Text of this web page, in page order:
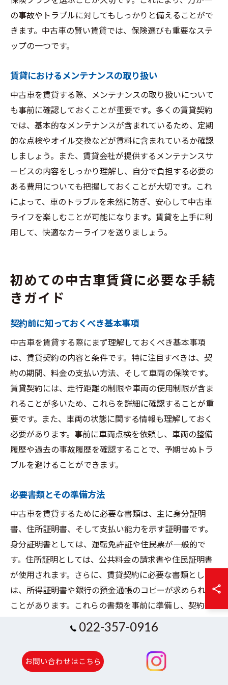
の事故やトラブルに対してもしっかりと備えることがで
きます。中古車の賢い賃貸では、保険選びも重要なステ
ップの一つです。
賃貸におけるメンテナンスの取り扱い
中古車を賃貸する際、メンテナンスの取り扱いについて
も事前に確認しておくことが重要です。多くの賃貸契約
では、基本的なメンテナンスが含まれているため、定期
的な点検やオイル交換などが賃料に含まれているか確認
しましょう。また、賃貸会社が提供するメンテナンスサ
ービスの内容をしっかり理解し、自分で負担する必要の
ある費用についても把握しておくことが大切です。これ
によって、車のトラブルを未然に防ぎ、安心して中古車
ライフを楽しむことが可能になります。賃貸を上手に利
用して、快適なカーライフを送りましょう。
初めての中古車賃貸に必要な手続
きガイド
契約前に知っておくべき基本事項
中古車を賃貸する際にまず理解しておくべき基本事項
は、賃貸契約の内容と条件です。特に注目すべきは、契
約の期間、料金の支払い方法、そして車両の保険です。
賃貸契約には、走行距離の制限や車両の使用制限が含ま
れることが多いため、これらを詳細に確認することが重
要です。また、車両の状態に関する情報も理解しておく
必要があります。事前に車両点検を依頼し、車両の整備
履歴や過去の事故履歴を確認することで、予期せぬトラ
ブルを避けることができます。
必要書類とその準備方法
中古車を賃貸するために必要な書類は、主に身分証明
書、住所証明書、そして支払い能力を示す証明書です。
身分証明書としては、運転免許証や住民票が一般的で
す。住所証明としては、公共料金の請求書や住民証明書
が使用されます。さらに、賃貸契約に必要な書類として
は、所得証明書や銀行の預金通帳のコピーが求められる
ことがあります。これらの書類を事前に準備し、契約書
類とともに提出することで、契約手続きをスムーズに進
賃貸を円滑に始めることが可能です。
022-357-0916
お問い合わせはこちら